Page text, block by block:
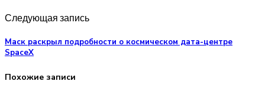
Следующая запись
Маск раскрыл подробности о космическом дата-центре
SpaceX
Похожие записи